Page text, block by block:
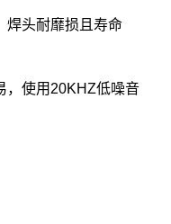
焊头耐靡损且寿命
，使用20KHZ低噪音